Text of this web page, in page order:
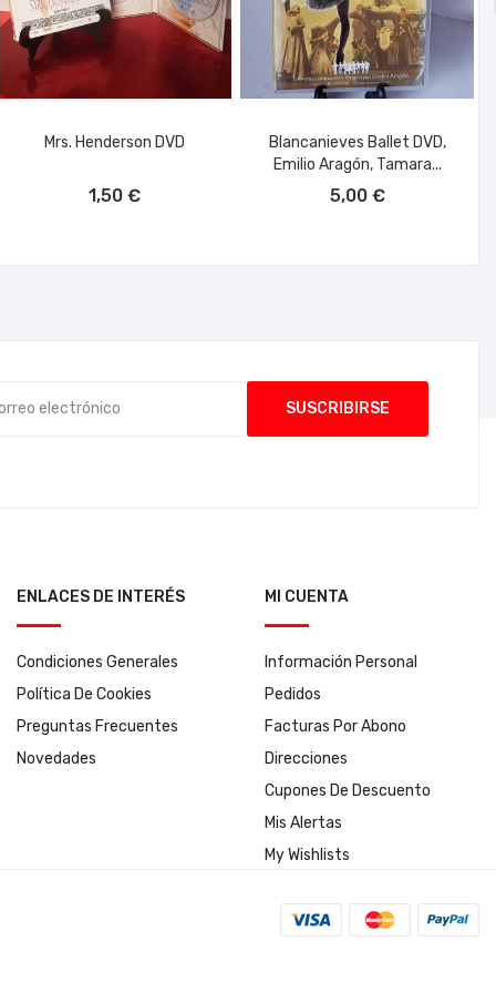
Mrs. Henderson DVD
1,50 €
Blancanieves Ballet DVD,
Emilio Aragón, Tamara...
5,00 €
AÑADIR AL CARRITO
ENLACES DE INTERÉS
Condiciones Generales
Política De Cookies
Preguntas Frecuentes
Novedades
MI CUENTA
Información Personal
Pedidos
Facturas Por Abono
Direcciones
Cupones De Descuento
Mis Alertas
My Wishlists